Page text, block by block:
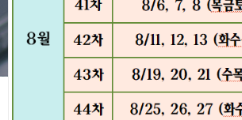
협회동정
경비원교육
공지사항
공지사항